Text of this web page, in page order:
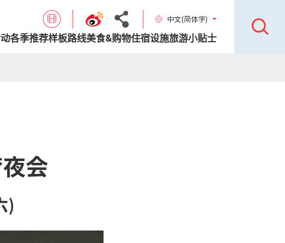
中文(简体字)
各季推荐样板路线美食&购物住宿设施旅游小贴士
会
)